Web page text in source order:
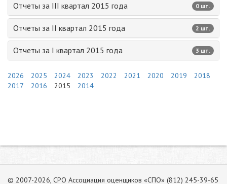
Отчеты за III квартал 2015 года 0 шт.
Отчеты за II квартал 2015 года 2 шт.
Отчеты за I квартал 2015 года 3 шт.
2026 2025 2024 2023 2022 2021 2020 2019
2018
2017
2016 2015 2014
© 2007-2026, СРО Ассоциация оценщиков «СПО» (812) 245-39-65